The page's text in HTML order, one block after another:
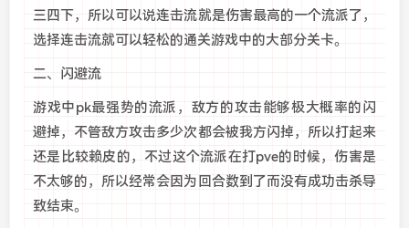
三四下，所以可以说连击流就是伤害最高的一个流派了，
选择连击流就可以轻松的通关游戏中的大部分关卡。
二、闪避流
游戏中pk最强势的流派，敌方的攻击能够极大概率的闪
避掉，不管敌方攻击多少次都会被我方闪掉，所以打起来
还是比较赖皮的，不过这个流派在打pve的时候，伤害是
不太够的，所以经常会因为回合数到了而没有成功击杀导
致结束。